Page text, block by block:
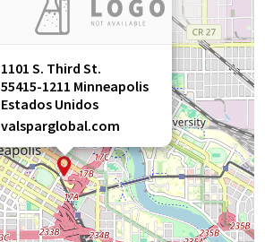
1101 S. Third St.
55415-1211 Minneapolis
Estados Unidos
valsparglobal.com